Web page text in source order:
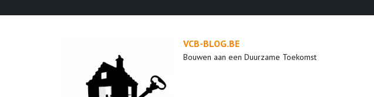
VCB-BLOG.BE
Bouwen aan een Duurzame Toekomst